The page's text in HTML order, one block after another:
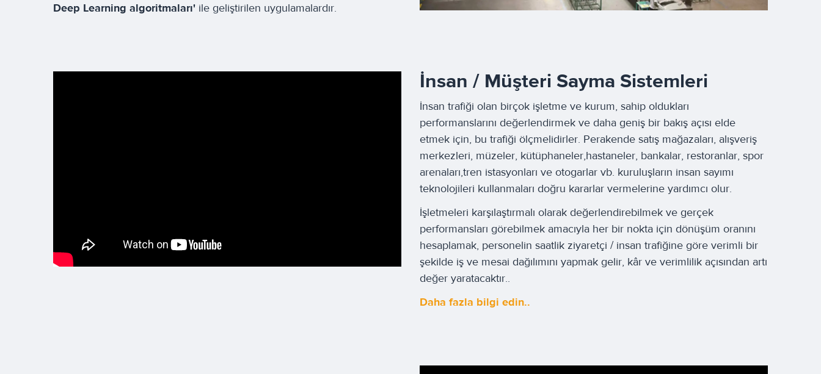
Deep Learning algoritmaları' ile geliştirilen uygulamalardır.
İnsan / Müşteri Sayma Sistemleri
İnsan trafiği olan birçok işletme ve kurum, sahip oldukları
performanslarını değerlendirmek ve daha geniş bir bakış açısı elde
etmek için, bu trafiği ölçmelidirler. Perakende satış mağazaları, alışveriş
merkezleri, müzeler, kütüphaneler,hastaneler, bankalar, restoranlar, spor
arenaları,tren istasyonları ve otogarlar vb. kuruluşların insan sayımı
teknolojileri kullanmaları doğru kararlar vermelerine yardımcı olur.
İşletmeleri karşılaştırmalı olarak değerlendirebilmek ve gerçek
performansları görebilmek amacıyla her bir nokta için dönüşüm oranını
hesaplamak, personelin saatlik ziyaretçi / insan trafiğine göre verimli bir
şekilde iş ve mesai dağılımını yapmak gelir, kâr ve verimlilik açısından artı
değer yaratacaktır..
Daha fazla bilgi edin..